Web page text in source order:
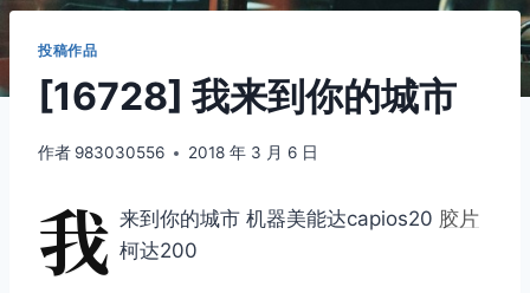
投稿作品
[16728] 我来到你的城市
作者 983030556 2018 年 3 月 6 日
我 来到你的城市 机器美能达capios20 胶片
柯达200